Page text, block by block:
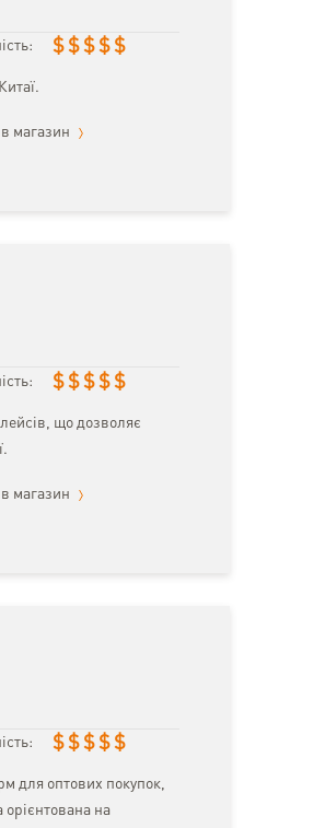
$ $ $ $ $
в магазин
$ $ $ $ $
що дозволяє
магазин
$ $ $ $ $
для оптових покупок,
на